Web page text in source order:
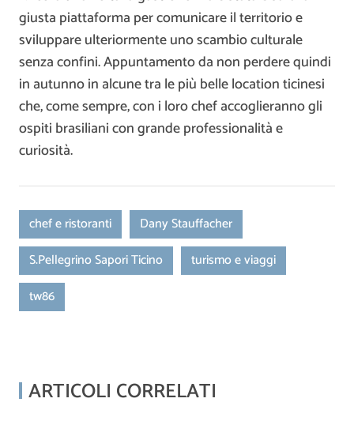
giusta piattaforma per comunicare il territorio e
sviluppare ulteriormente uno scambio culturale
senza confini. Appuntamento da non perdere quindi
in autunno in alcune tra le più belle location ticinesi
che, come sempre, con i loro chef accoglieranno gli
ospiti brasiliani con grande professionalità e
curiosità.
chef e ristoranti
Dany Stauffacher
S.Pellegrino Sapori Ticino
turismo e viaggi
tw86
ARTICOLI CORRELATI